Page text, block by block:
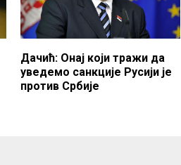
Дачић: Oнај који тражи да
уведемо санкције Русији је
против Србије